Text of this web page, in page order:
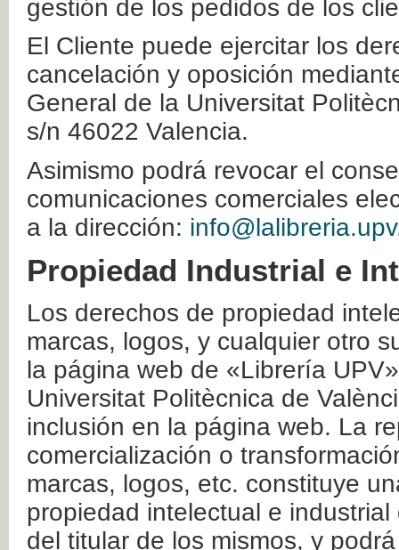
gestión de los pedidos de los
El Cliente puede ejercitar los
cancelación y oposición
General de la Universitat
s/n 46022 Valencia.
Asimismo podrá revocar el
comunicaciones comerciales
a la dirección:
Propiedad Industrial e
Los derechos de propiedad
marcas, logos, y cualquier otro
la página web de «Librería
Universitat Politècnica de
inclusión en la página web. La
comercialización o
marcas, logos, etc. constituye
propiedad intelectual e
del titular de los mismos, y